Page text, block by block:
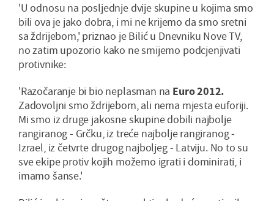
'U odnosu na posljednje dvije skupine u kojima smo
bili ova je jako dobra, i mi ne krijemo da smo sretni
sa ždrijebom,' priznao je Bilić u Dnevniku Nove TV,
no zatim upozorio kako ne smijemo podcjenjivati
protivnike:
'Razočaranje bi bio neplasman na Euro 2012.
Zadovoljni smo ždrijebom, ali nema mjesta euforiji.
Mi smo iz druge jakosne skupine dobili najbolje
rangiranog - Grčku, iz treće najbolje rangiranog -
Izrael, iz četvrte drugog najboljeg - Latviju. No to su
sve ekipe protiv kojih možemo igrati i dominirati, i
imamo šanse.'